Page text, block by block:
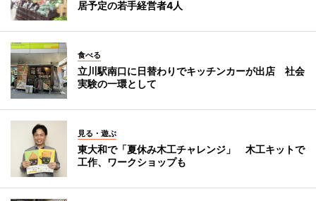
居予定の若手経営者4人
食べる
立川駅南口に日替わりでキッチンカーが出店 社会
実験の一環として
見る・遊ぶ
東大和で「夏休み木工チャレンジ」 木工キットで
工作、ワークショップも